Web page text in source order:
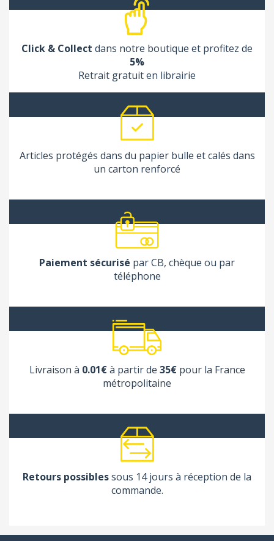
Click & Collect dans notre boutique et profitez de
5%
Retrait gratuit en librairie
Articles protégés dans du papier bulle et calés dans
un carton renforcé
Paiement sécurisé par CB, chèque ou par
téléphone
Livraison à 0.01€à partir de 35€pour la France
métropolitaine
Retours possiblessous 14 jours à réception de la
commande.